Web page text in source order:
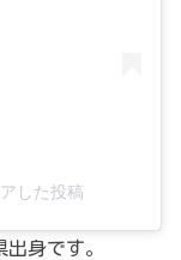
した投稿
出身です。